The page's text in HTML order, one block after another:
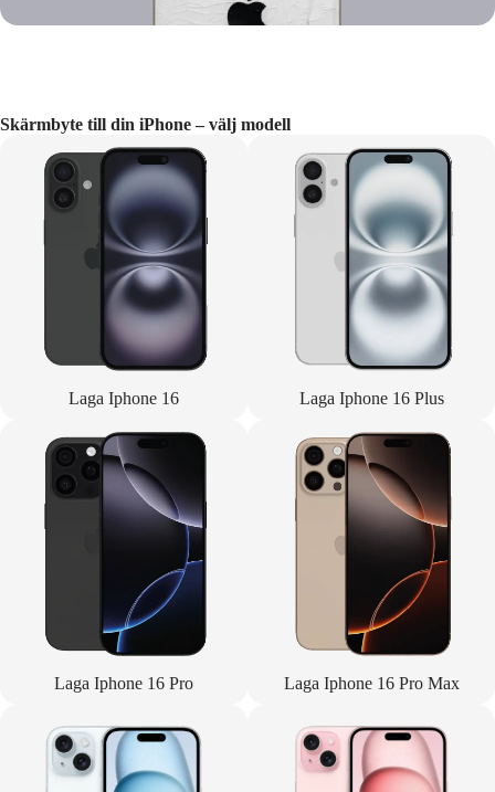
Skärmbyte till din iPhone – välj modell
Laga Iphone 16 Laga Iphone 16 Plus
Laga Iphone 16 Pro Laga Iphone 16 Pro Max